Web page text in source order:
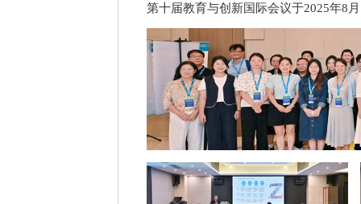
第十届教育与创新国际会议于2025年8